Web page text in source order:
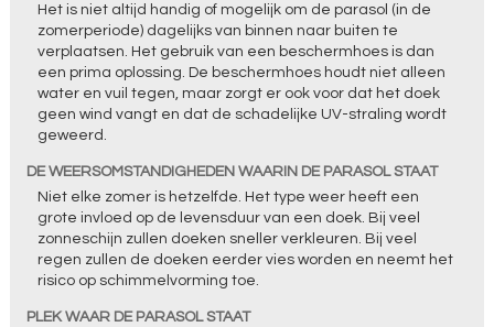
Het is niet altijd handig of mogelijk om de parasol (in de
zomerperiode) dagelijks van binnen naar buiten te
verplaatsen. Het gebruik van een beschermhoes is dan
een prima oplossing. De beschermhoes houdt niet alleen
water en vuil tegen, maar zorgt er ook voor dat het doek
geen wind vangt en dat de schadelijke UV-straling wordt
geweerd.
DE WEERSOMSTANDIGHEDEN WAARIN DE PARASOL STAAT
Niet elke zomer is hetzelfde. Het type weer heeft een
grote invloed op de levensduur van een doek. Bij veel
zonneschijn zullen doeken sneller verkleuren. Bij veel
regen zullen de doeken eerder vies worden en neemt het
risico op schimmelvorming toe.
PLEK WAAR DE PARASOL STAAT